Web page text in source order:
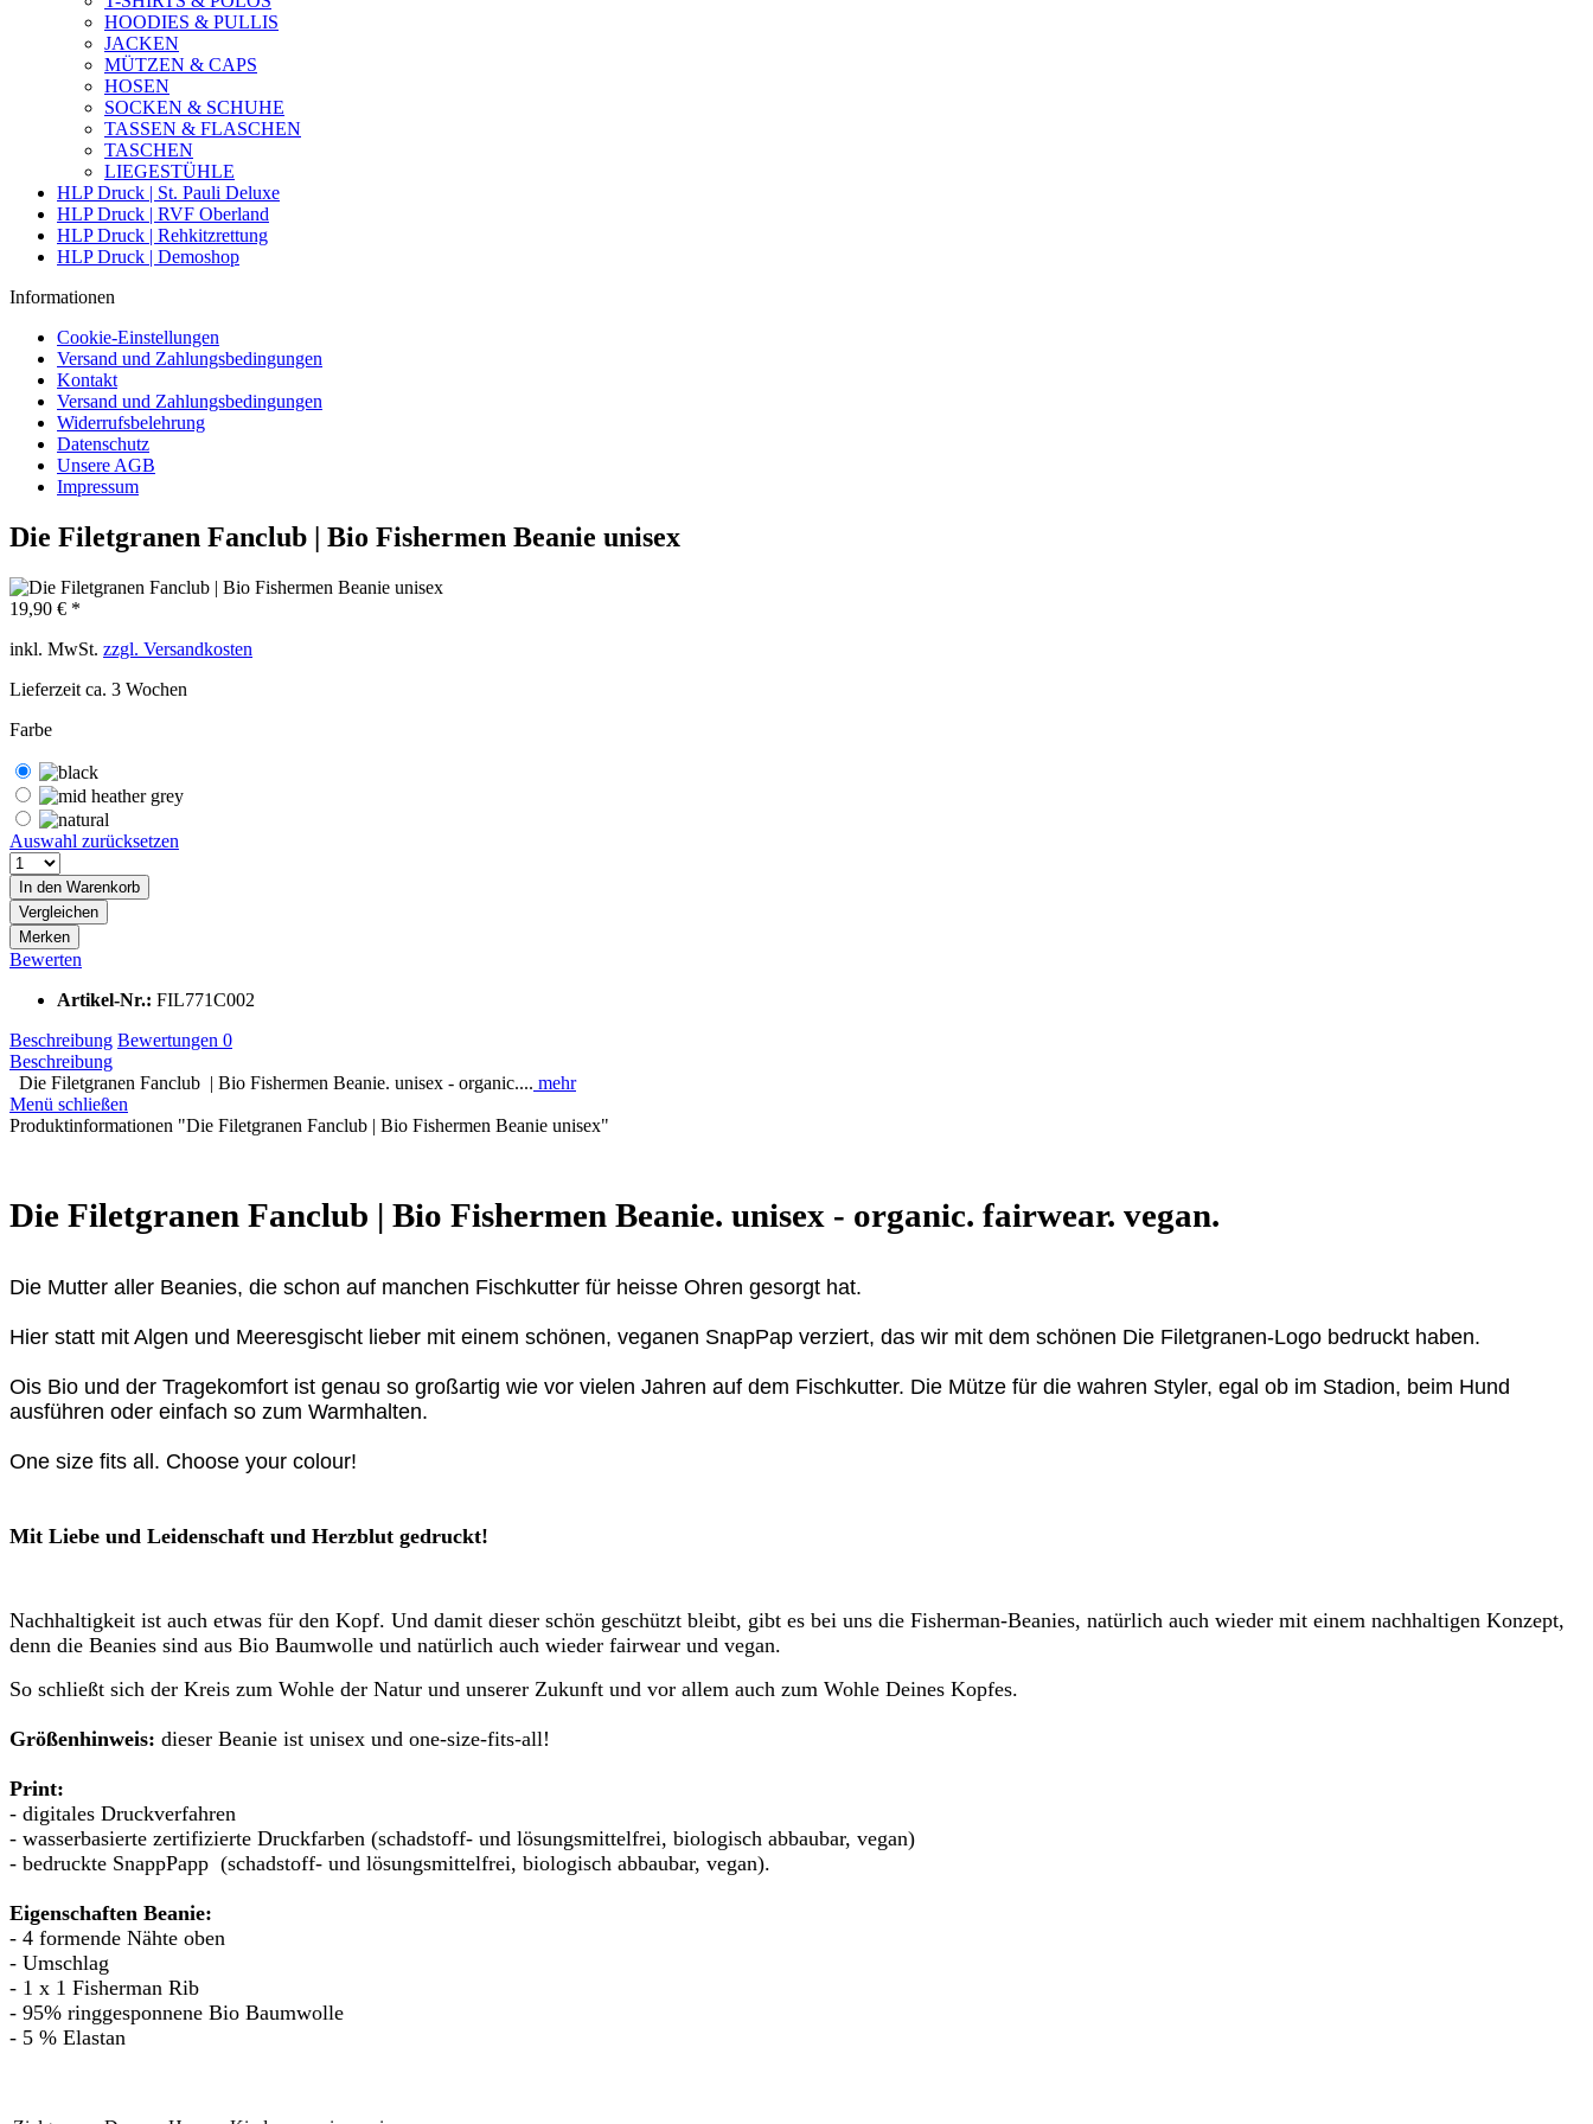
HOODIES & PULLIS
JACKEN
MÜTZEN & CAPS
HOSEN
SOCKEN & SCHUHE
TASSEN & FLASCHEN
TASCHEN
LIEGESTÜHLE
HLP Druck | St. Pauli Deluxe
HLP Druck | RVF Oberland
HLP Druck | Rehkitzrettung
HLP Druck | Demoshop
Informationen
Cookie-Einstellungen
Versand und Zahlungsbedingungen
Kontakt
Versand und Zahlungsbedingungen
Widerrufsbelehrung
Datenschutz
Unsere AGB
Impressum
Die Filetgranen Fanclub | Bio Fishermen Beanie unisex
19,90 € *
inkl. MwSt. zzgl. Versandkosten
Lieferzeit ca. 3 Wochen
Farbe
Auswahl zurücksetzen
In den Warenkorb
Vergleichen
Merken
Bewerten
Artikel-Nr.: FIL771C002
Beschreibung Bewertungen 0
Beschreibung
Die Filetgranen Fanclub | Bio Fishermen Beanie. unisex - organic.... mehr
Menü schließen
Produktinformationen "Die Filetgranen Fanclub | Bio Fishermen Beanie unisex"
Die Filetgranen Fanclub | Bio Fishermen Beanie. unisex - organic. fairwear. vegan.
Die Mutter aller Beanies, die schon auf manchen Fischkutter für heisse Ohren gesorgt hat.
Hier statt mit Algen und Meeresgischt lieber mit einem schönen, veganen SnapPap verziert, das wir mit dem schönen Die Filetgranen-Logo bedruckt haben.
Ois Bio und der Tragekomfort ist genau so großartig wie vor vielen Jahren auf dem Fischkutter. Die Mütze für die wahren Styler, egal ob im Stadion, beim Hund
ausführen oder einfach so zum Warmhalten.
One size fits all. Choose your colour!
Mit Liebe und Leidenschaft und Herzblut gedruckt!
Nachhaltigkeit ist auch etwas für den Kopf. Und damit dieser schön geschützt bleibt, gibt es bei uns die Fisherman-Beanies, natürlich auch wieder mit einem nachhaltigen Konzept,
denn die Beanies sind aus Bio Baumwolle und natürlich auch wieder fairwear und vegan.
So schließt sich der Kreis zum Wohle der Natur und unserer Zukunft und vor allem auch zum Wohle Deines Kopfes.
Größenhinweis: dieser Beanie ist unisex und one-size-fits-all!
Print:
- digitales Druckverfahren
- wasserbasierte zertifizierte Druckfarben (schadstoff- und lösungsmittelfrei, biologisch abbaubar, vegan)
- bedruckte SnappPapp (schadstoff- und lösungsmittelfrei, biologisch abbaubar, vegan).
Eigenschaften Beanie:
- 4 formende Nähte oben
- Umschlag
- 1 x 1 Fisherman Rib
- 95% ringgesponnene Bio Baumwolle
- 5 % Elastan